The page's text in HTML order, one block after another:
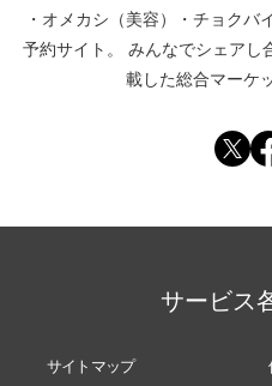
・ オメカシ（美容） ・ チョクバ
予約サイト。
みんなでシェアし
載した総合マーケ
サービス
サイトマップ